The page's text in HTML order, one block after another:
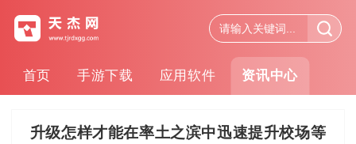
首页 手游下载 应用软件 资讯中心
升级怎样才能在率土之滨中迅速提升校场等